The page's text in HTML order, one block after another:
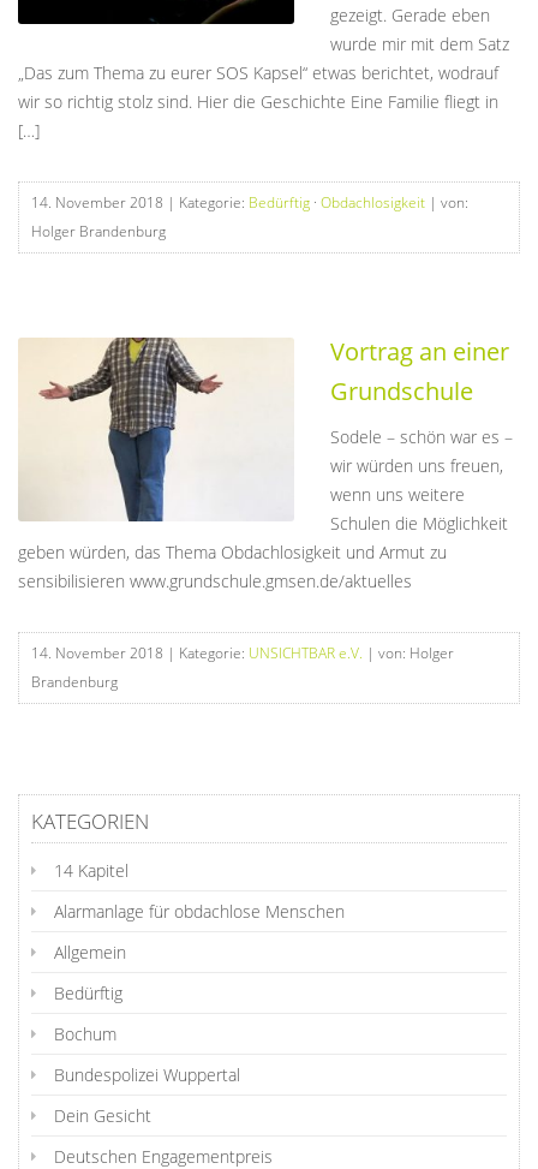
gezeigt. Gerade eben
wurde mir mit dem Satz
„Das zum Thema zu eurer SOS Kapsel“ etwas berichtet, wodrauf
wir so richtig stolz sind. Hier die Geschichte Eine Familie fliegt in
[…]
14. November 2018 | Kategorie: Bedürftig · Obdachlosigkeit | von:
Holger Brandenburg
Vortrag an einer
Grundschule
Sodele – schön war es –
wir würden uns freuen,
wenn uns weitere
Schulen die Möglichkeit
geben würden, das Thema Obdachlosigkeit und Armut zu
sensibilisieren www.grundschule.gmsen.de/aktuelles
14. November 2018 | Kategorie: UNSICHTBAR e.V. | von: Holger
Brandenburg
KATEGORIEN
14 Kapitel
Alarmanlage für obdachlose Menschen
Allgemein
Bedürftig
Bochum
Bundespolizei Wuppertal
Dein Gesicht
Deutschen Engagementpreis